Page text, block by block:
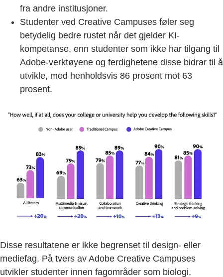
fra andre institusjoner.
Studenter ved Creative Campuses føler seg
betydelig bedre rustet når det gjelder KI-
kompetanse, enn studenter som ikke har tilgang til
Adobe-verktøyene og ferdighetene disse bidrar til å
utvikle, med henholdsvis 86 prosent mot 63
prosent.
Disse resultatene er ikke begrenset til design- eller
mediefag. På tvers av Adobe Creative Campuses
utvikler studenter innen fagområder som biologi,